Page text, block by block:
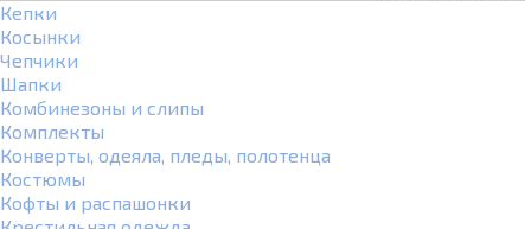
Кепки
Косынки
Чепчики
Шапки
Комбинезоны и слипы
Комплекты
Конверты, одеяла, пледы, полотенца
Костюмы
Кофты и распашонки